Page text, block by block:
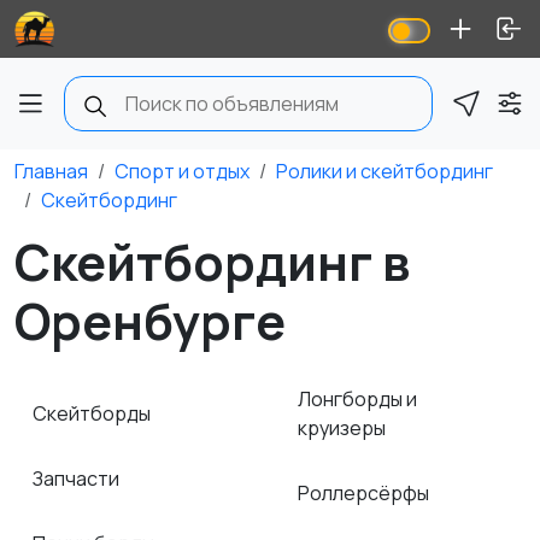
Главная Спорт и отдых
Ролики и скейтбординг
Скейтбординг
Скейтбординг в
Оренбурге
Скейтборды
Запчасти
Лонгборды и
круизеры
Роллерсёрфы